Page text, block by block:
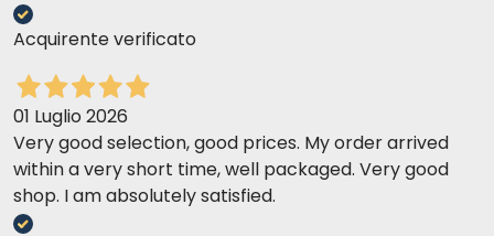
Acquirente verificato
01 Luglio 2026
Very good selection, good prices. My order arrived
within a very short time, well packaged. Very good
shop. I am absolutely satisfied.